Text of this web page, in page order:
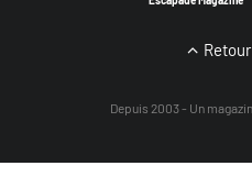
Depuis 2003 - Un